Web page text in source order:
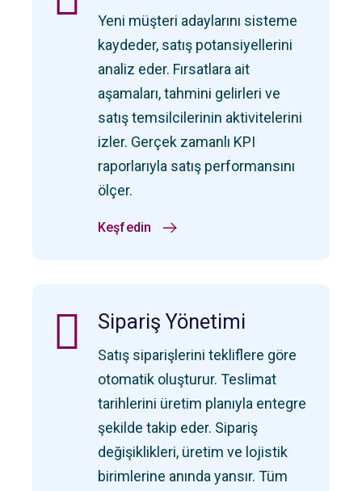
Yeni müşteri adaylarını sisteme
kaydeder, satış potansiyellerini
analiz eder. Fırsatlara ait
aşamaları, tahmini gelirleri ve
satış temsilcilerinin aktivitelerini
izler. Gerçek zamanlı KPI
raporlarıyla satış performansını
ölçer.
Keşfedin
Sipariş Yönetimi
Satış siparişlerini tekliflere göre
otomatik oluşturur. Teslimat
tarihlerini üretim planıyla entegre
şekilde takip eder. Sipariş
değişiklikleri, üretim ve lojistik
birimlerine anında yansır. Tüm